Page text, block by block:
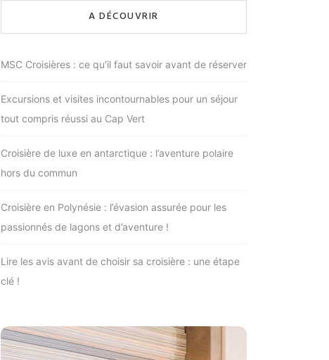
A DÉCOUVRIR
MSC Croisières : ce qu’il faut savoir avant de réserver
Excursions et visites incontournables pour un séjour
tout compris réussi au Cap Vert
Croisière de luxe en antarctique : l’aventure polaire
hors du commun
Croisière en Polynésie : l’évasion assurée pour les
passionnés de lagons et d’aventure !
Lire les avis avant de choisir sa croisière : une étape
clé !